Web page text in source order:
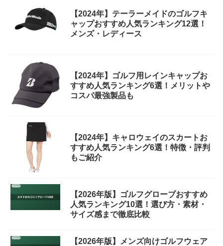
【2024年】テーラーメイドのゴルフキ
ャップおすすめ人気ランキング12選！
メンズ・レディース
【2024年】ゴルフ用レインキャップお
すすめ人気ランキング6選！メリットや
コスパ最強製品も
【2024年】キャロウェイのスカートお
すすめ人気ランキング6選！特徴・評判
もご紹介
【2026年版】ゴルフグローブおすすめ
人気ランキング10選！選び方・素材・
サイズ感まで徹底比較
【2026年版】メンズ向けゴルフウェア